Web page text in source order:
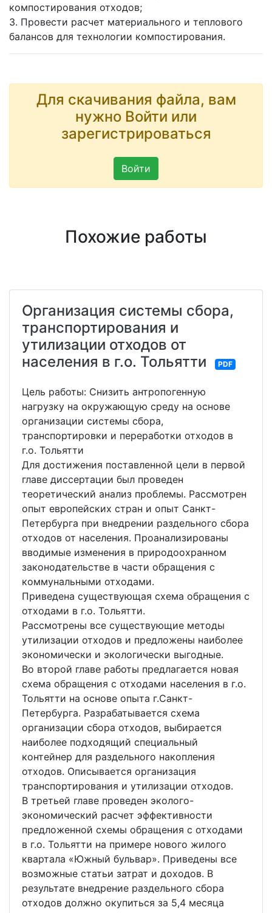
компостирования отходов;
3. Провести расчет материального и теплового
балансов для технологии компостирования.
Для скачивания файла, вам
нужно Войти или
зарегистрироваться
Войти
Похожие работы
Организация системы сбора,
транспортирования и
утилизации отходов от
населения в г.о. Тольятти
PDF
Цель работы: Снизить антропогенную
нагрузку на окружающую среду на основе
организации системы сбора,
транспортировки и переработки отходов в
г.о. Тольятти
Для достижения поставленной цели в первой
главе диссертации был проведен
теоретический анализ проблемы. Рассмотрен
опыт европейских стран и опыт Санкт-
Петербурга при внедрении раздельного сбора
отходов от населения. Проанализированы
вводимые изменения в природоохранном
законодательстве в части обращения с
коммунальными отходами.
Приведена существующая схема обращения с
отходами в г.о. Тольятти.
Рассмотрены все существующие методы
утилизации отходов и предложены наиболее
экономически и экологически выгодные.
Во второй главе работы предлагается новая
схема обращения с отходами населения в г.о.
Тольятти на основе опыта г.Санкт-
Петербурга. Разрабатывается схема
организации сбора отходов, выбирается
наиболее подходящий специальный
контейнер для раздельного накопления
отходов. Описывается организация
транспортирования и утилизации отходов.
В третьей главе проведен эколого-
экономический расчет эффективности
предложенной схемы обращения с отходами
в г.о. Тольятти на примере нового жилого
квартала «Южный бульвар». Приведены все
возможные статьи затрат и доходов. В
результате внедрение раздельного сбора
отходов должно окупиться за 5,4 месяца